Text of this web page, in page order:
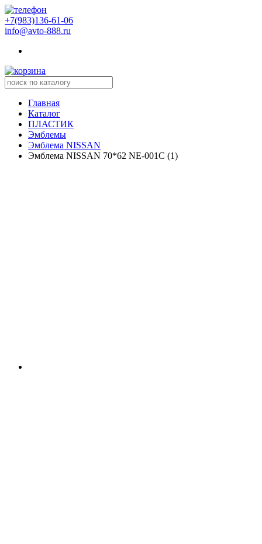
+7(983)136-61-06
info@avto-888.ru
Главная
Каталог
ПЛАСТИК
Эмблемы
Эмблема NISSAN
Эмблема NISSAN 70*62 NE-001C (1)